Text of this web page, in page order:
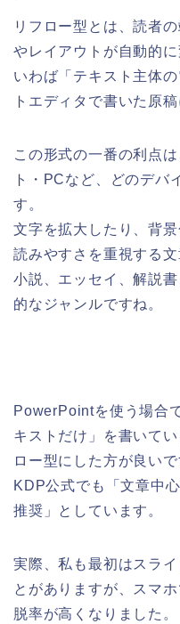
リフロー型とは、読者
やレイアウトが自動的
いわば「テキスト主体
トエディタで書いた原
この形式の一番の利点
ト・PCなど、どのデバ
す。
文字を拡大したり、背
読みやすさを重視する
小説、エッセイ、解説
的なジャンルですね。
PowerPointを使う場合
キストだけ」を書いて
ロー型にした方が良いで
KDP公式でも「文章中
推奨」としています。
実際、私も最初はスラ
とがありますが、スマ
脱率が高くなりました。